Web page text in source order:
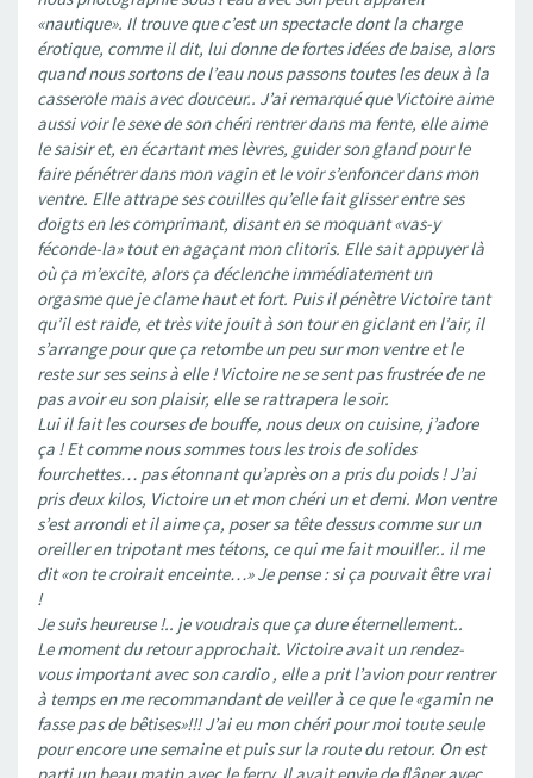
«nautique». Il trouve que c’est un spectacle dont la charge
érotique, comme il dit, lui donne de fortes idées de baise, alors
quand nous sortons de l’eau nous passons toutes les deux à la
casserole mais avec douceur.. J’ai remarqué que Victoire aime
aussi voir le sexe de son chéri rentrer dans ma fente, elle aime
le saisir et, en écartant mes lèvres, guider son gland pour le
faire pénétrer dans mon vagin et le voir s’enfoncer dans mon
ventre. Elle attrape ses couilles qu’elle fait glisser entre ses
doigts en les comprimant, disant en se moquant «vas-y
féconde-la» tout en agaçant mon clitoris. Elle sait appuyer là
où ça m’excite, alors ça déclenche immédiatement un
orgasme que je clame haut et fort. Puis il pénètre Victoire tant
qu’il est raide, et très vite jouit à son tour en giclant en l’air, il
s’arrange pour que ça retombe un peu sur mon ventre et le
reste sur ses seins à elle ! Victoire ne se sent pas frustrée de ne
pas avoir eu son plaisir, elle se rattrapera le soir.
Lui il fait les courses de bouffe, nous deux on cuisine, j’adore
ça ! Et comme nous sommes tous les trois de solides
fourchettes… pas étonnant qu’après on a pris du poids ! J’ai
pris deux kilos, Victoire un et mon chéri un et demi. Mon ventre
s’est arrondi et il aime ça, poser sa tête dessus comme sur un
oreiller en tripotant mes tétons, ce qui me fait mouiller.. il me
dit «on te croirait enceinte…» Je pense : si ça pouvait être vrai
!
Je suis heureuse !.. je voudrais que ça dure éternellement..
Le moment du retour approchait. Victoire avait un rendez-
vous important avec son cardio , elle a prit l’avion pour rentrer
à temps en me recommandant de veiller à ce que le «gamin ne
fasse pas de bêtises»!!! J’ai eu mon chéri pour moi toute seule
pour encore une semaine et puis sur la route du retour. On est
parti un beau matin avec le ferry. Il avait envie de flâner avec